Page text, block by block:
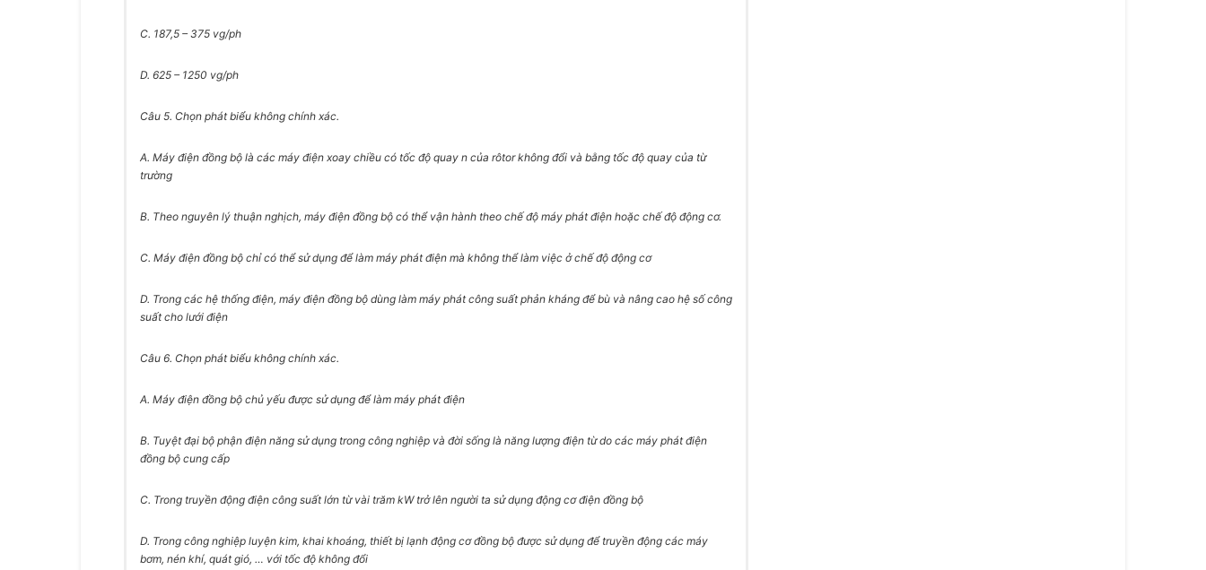
C. 187,5 – 375 vg/ph
D. 625 – 1250 vg/ph
Câu 5. Chọn phát biểu không chính xác.
A. Máy điện đồng bộ là các máy điện xoay chiều có tốc độ quay n của rôtor không đổi và bằng tốc độ quay của từ
trường
B. Theo nguyên lý thuận nghịch, máy điện đồng bộ có thể vận hành theo chế độ máy phát điện hoặc chế độ động cơ.
C. Máy điện đồng bộ chỉ có thể sử dụng để làm máy phát điện mà không thể làm việc ở chế độ động cơ
D. Trong các hệ thống điện, máy điện đồng bộ dùng làm máy phát công suất phản kháng để bù và nâng cao hệ số công
suất cho lưới điện
Câu 6. Chọn phát biểu không chính xác.
A. Máy điện đồng bộ chủ yếu được sử dụng để làm máy phát điện
B. Tuyệt đại bộ phận điện năng sử dụng trong công nghiệp và đời sống là năng lượng điện từ do các máy phát điện
đồng bộ cung cấp
C. Trong truyền động điện công suất lớn từ vài trăm kW trở lên người ta sử dụng động cơ điện đồng bộ
D. Trong công nghiệp luyện kim, khai khoáng, thiết bị lạnh động cơ đồng bộ được sử dụng để truyền động các máy
bơm, nén khí, quát gió, … với tốc độ không đổi